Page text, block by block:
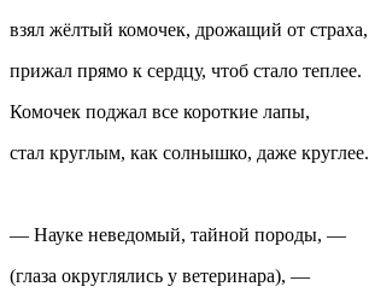
взял жёлтый комочек, дрожащий от страха,
прижал прямо к сердцу, чтоб стало теплее.
Комочек поджал все короткие лапы,
стал круглым, как солнышко, даже круглее.
— Науке неведомый, тайной породы, —
(глаза округлялись у ветеринара), —